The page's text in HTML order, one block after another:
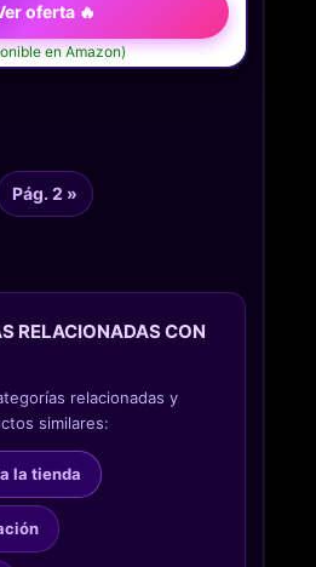
oferta 🔥
en Amazon)
Pág. 2 »
RELACIONADAS CON
relacionadas y
similares:
la tienda